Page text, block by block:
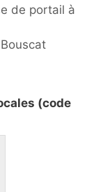
de portail à
(code